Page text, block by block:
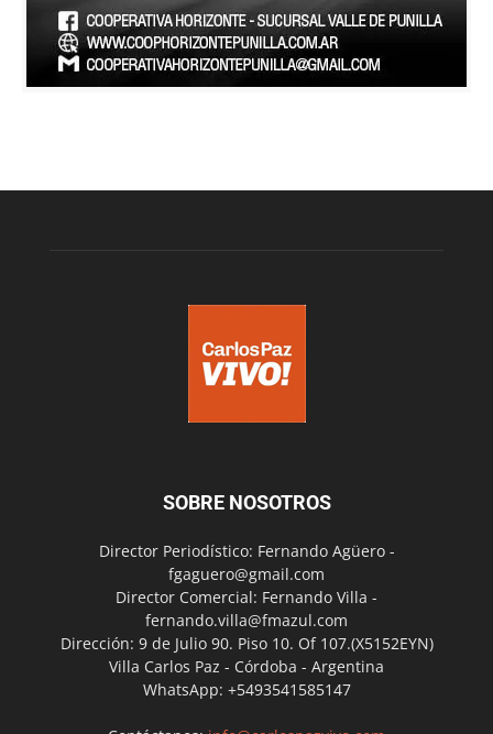
SOBRE NOSOTROS
Director Periodístico: Fernando Agüero -
fgaguero@gmail.com
Director Comercial: Fernando Villa -
fernando.villa@fmazul.com
Dirección: 9 de Julio 90. Piso 10. Of 107.(X5152EYN)
Villa Carlos Paz - Córdoba - Argentina
WhatsApp: +5493541585147